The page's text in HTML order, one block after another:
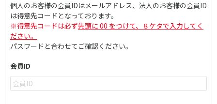
個人のお客様の会員IDはメールアドレス、法人のお客様の会員ID
は得意先コードとなっております。
※得意先コードは必ず先頭に 00 をつけて、８ケタで入力してく
ださい。
パスワードと合わせてご確認ください。
会員ID